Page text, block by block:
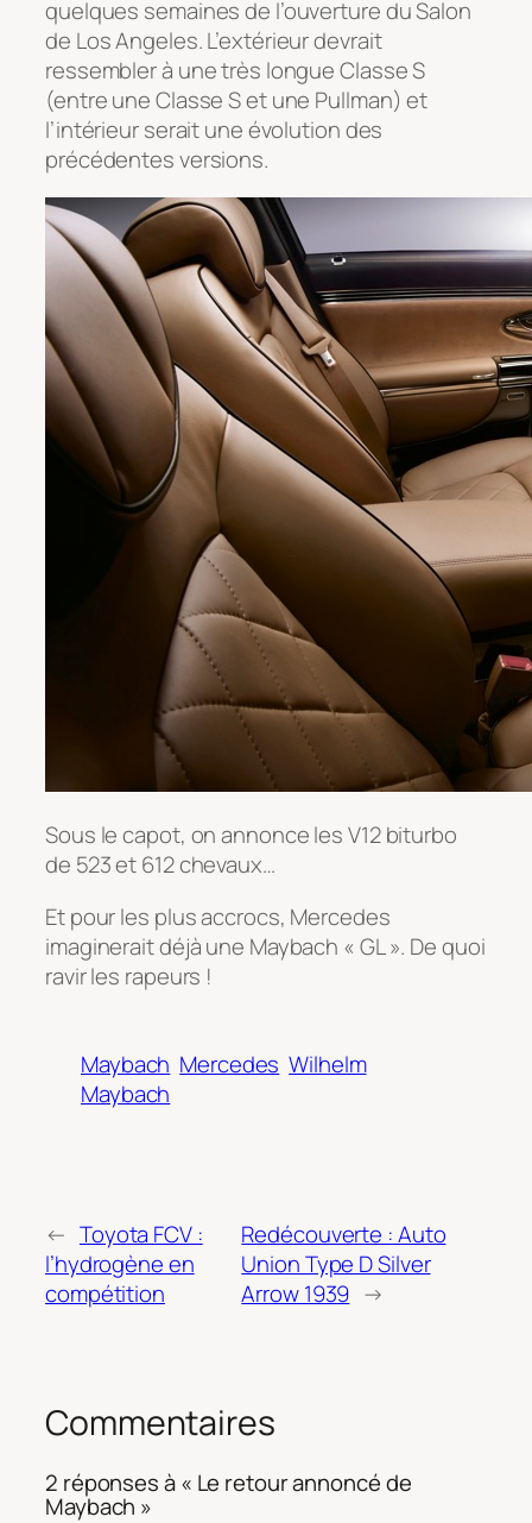
quelques semaines de l’ouverture du Salon
de Los Angeles. L’extérieur devrait
ressembler à une très longue Classe S
(entre une Classe S et une Pullman) et
l’intérieur serait une évolution des
précédentes versions.
Sous le capot, on annonce les V12 biturbo
de 523 et 612 chevaux…
Et pour les plus accrocs, Mercedes
imaginerait déjà une Maybach « GL ». De quoi
ravir les rapeurs !
Maybach Mercedes Wilhelm
Maybach
← Toyota FCV :
l’hydrogène en
compétition
Redécouverte : Auto
Union Type D Silver
Arrow 1939 →
Commentaires
2 réponses à « Le retour annoncé de
Maybach »